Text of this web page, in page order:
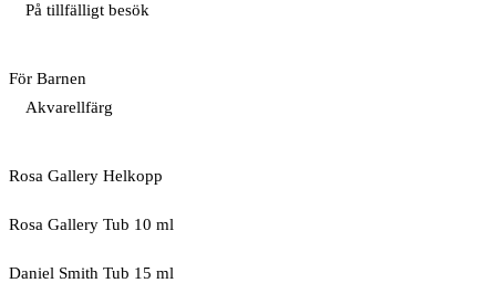
På tillfälligt besök
För Barnen
Akvarellfärg
Rosa Gallery Helkopp
Rosa Gallery Tub 10 ml
Daniel Smith Tub 15 ml